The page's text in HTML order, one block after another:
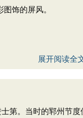
饰的屏风。
展开阅读全
。当时的郓州节度